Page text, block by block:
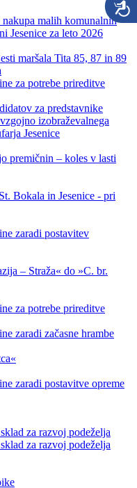
malih komunalnih
Jesenice za leto 2026
maršala Tita 85, 87 in 89
za potrebe prireditve
za predstavnike
izobraževalnega
Jesenice
premičnin – koles v lasti
Bokala in Jesenice - pri
zaradi postavitev
– Straža« do »C. br.
za potrebe prireditve
zaradi začasne hrambe
zaradi postavitve opreme